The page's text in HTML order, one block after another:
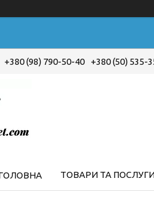
+380 (98) 790-50-40 +380 (50) 535-
ТОВАРИ ТА